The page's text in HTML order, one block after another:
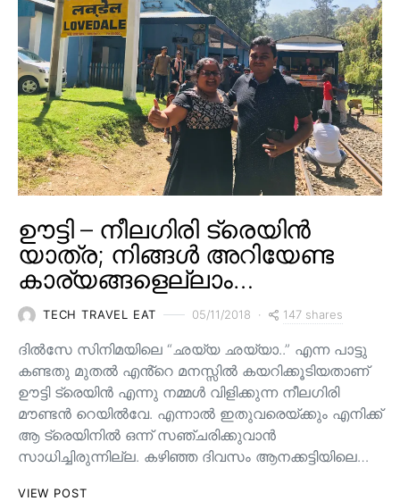
ഊട്ടി – നീലഗിരി ട്രെയിൻ
യാത്ര; നിങ്ങൾ അറിയേണ്ട
കാര്യങ്ങളെല്ലാം…
TECH TRAVEL EAT 05/11/2018 147 shares
ദിൽസേ സിനിമയിലെ “ഛയ്യ ഛയ്യാ..” എന്ന പാട്ടു
കണ്ടതു മുതൽ എൻ്റെ മനസ്സിൽ കയറിക്കൂടിയതാണ്
ഊട്ടി ട്രെയിൻ എന്നു നമ്മൾ വിളിക്കുന്ന നീലഗിരി
മൗണ്ടൻ റെയിൽവേ. എന്നാൽ ഇതുവരെയ്ക്കും എനിക്ക്
ആ ട്രെയിനിൽ ഒന്ന് സഞ്ചരിക്കുവാൻ
സാധിച്ചിരുന്നില്ല. കഴിഞ്ഞ ദിവസം ആനക്കട്ടിയിലെ…
VIEW POST